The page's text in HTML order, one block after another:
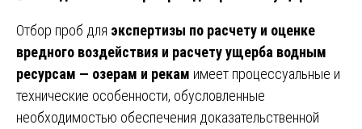
Отбор проб для экспертизы по расчету и оценке
вредного воздействия и расчету ущерба водным
ресурсам — озерам и рекам имеет процессуальные и
технические особенности, обусловленные
необходимостью обеспечения доказательственной